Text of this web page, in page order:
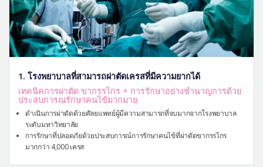
1. โรงพยาบาลที่สามารถผ่าตัดเครสที่มีความยากได้
เทคนิคการผ่าตัด ขากรรไกร + การรักษาอย่างชำนาญการด้วย
ประสบการณรักษาคนไข้มากมาย
ดำเนินการผ่าตัดด้วยศัลยแพทย์ผู้มีความสามารถที่จบมากจากโรงพยาบาล
ระดับมหาวิทยาลัย
การรักษาที่ปลอดภัยด้วยประสบการณ์การรักษาคนไข้ที่ผ่าตัดขากรรไกร
มากกว่า 4,000 เครส